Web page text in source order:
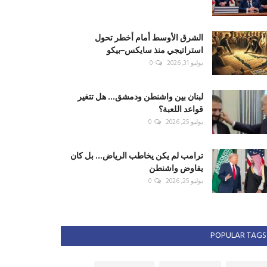
الشرق الأوسط أمام أخطر تحول
استراتيجي منذ سايكس–بيكو
يوليو 31, 2026 0
لبنان بين واشنطن ودمشق... هل تتغير
قواعد اللعبة؟
يوليو 25, 2026 0
ترامب لم يكن يخاطب الرياض... بل كان
يفاوض واشنطن
يوليو 25, 2026 0
POPULAR TAGS